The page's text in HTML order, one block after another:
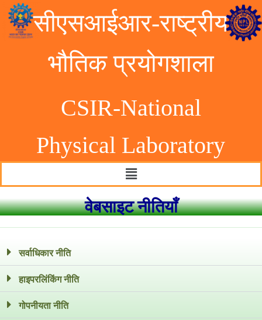
सीएसआईआर-राष्ट्रीय
भौतिक प्रयोगशाला
CSIR-National
Physical Laboratory
वेबसाइट नीतियाँ
सर्वाधिकार नीति
हाइपरलिंकिंग नीति
गोपनीयता नीति